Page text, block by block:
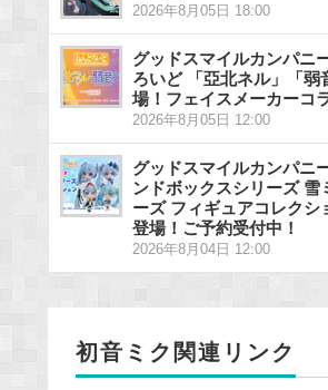
2026年8月05日 18:00
グッドスマイルカンパニ
ろいど 「亞北ネル」「弱
場！フェイスメーカーコ
2026年8月05日 12:00
グッドスマイルカンパニ
ンドボックスシリーズ 雪
ーズ フィギュアコレクシ
登場！ご予約受付中！
2026年8月04日 12:00
初音ミク関連リンク